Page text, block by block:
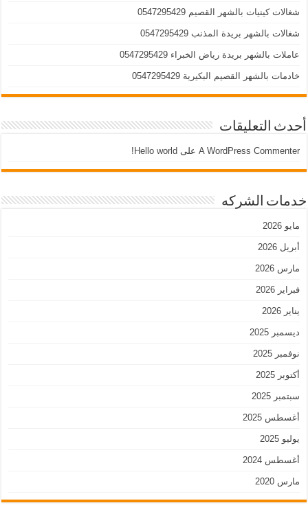
شغالات كينيات بالشهر القصيم 0547295429
شغالات بالشهر بريدة المذنب 0547295429
عاملات بالشهر بريدة رياض الخبراء 0547295429
خادمات بالشهر القصيم البكيرية 0547295429
أحدث التعليقات
A WordPress Commenter على Hello world!
خدمات الشركه
مايو 2026
أبريل 2026
مارس 2026
فبراير 2026
يناير 2026
ديسمبر 2025
نوفمبر 2025
أكتوبر 2025
سبتمبر 2025
أغسطس 2025
يوليو 2025
أغسطس 2024
مارس 2020